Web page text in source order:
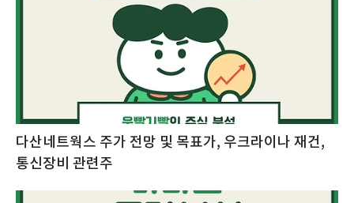
다산네트웍스 주가 전망 및 목표가, 우크라이나 재건,
통신장비 관련주